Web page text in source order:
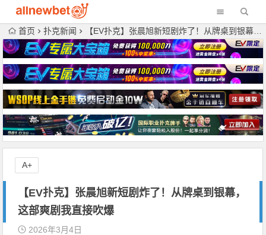
首页 扑克新闻 【EV扑克】张晨旭新短剧炸了！从牌桌到银幕，这部爽剧我直接吹爆
【EV扑克】张晨旭新短剧炸了！从牌桌到银幕，
这部爽剧我直接吹爆
2026年3月4日
A+